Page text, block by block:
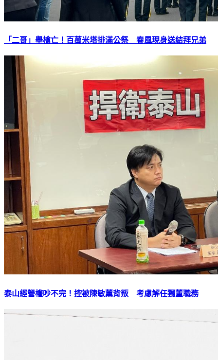
「二哥」舉槍亡！百萬米塔排滿公祭 春風現身送結拜兄弟
泰山經營權吵不完！控被陳敏薰背叛 考慮解任獨董職務